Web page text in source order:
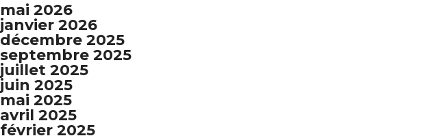
mai 2026
janvier 2026
décembre 2025
septembre 2025
juillet 2025
juin 2025
mai 2025
avril 2025
février 2025